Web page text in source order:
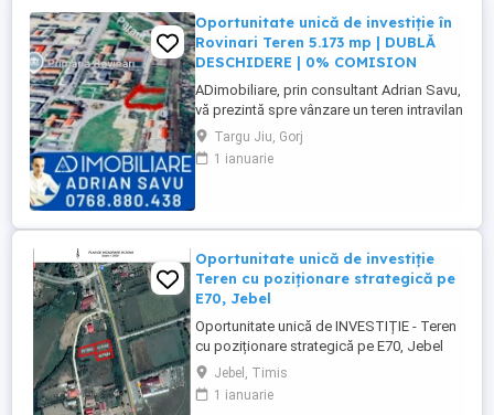
Oportunitate unică de investiție în
Rovinari Teren 5.173 mp | DUBLĂ
DESCHIDERE | 0% COMISION
ADimobiliare, prin consultant Adrian Savu,
vă prezintă spre vânzare un teren intravilan
cu potențial ridicat rezidențial, comercial
și industrial, situat strategic în orașul
Rovinari, pe Strada Constructorilor (zona
...
Targu Jiu, Gorj
1 ianuarie
Oportunitate unică de investiție
Teren cu poziționare strategică pe
E70, Jebel
Oportunitate unică de INVESTIȚIE - Teren
cu poziționare strategică pe E70, Jebel
Cauți locul ideal pentru o AFACERE
PROFITABILĂ? Avem exact ce îți trebuie!
Teren de vânzare 2.090 mp SITUAT
Jebel, Timis
1 ianuarie